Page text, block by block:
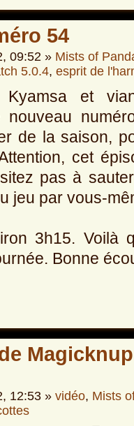
54
09:52 » Mists of
5.0.4, esprit de
Kyamsa et
nouveau
de la saison,
cet
pas à
jeu par vous-
3h15. Voilà
Bonne
12:53 » vidéo, Mists